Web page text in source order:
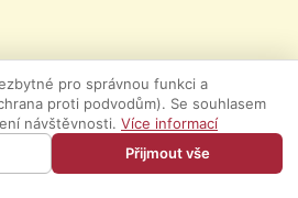
pro správnou funkci a
proti podvodům). Se souhlasem
návštěvnosti. Více informací
Přijmout vše